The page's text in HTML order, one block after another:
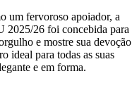
um fervoroso apoiador, a
2025/26 foi concebida para
e mostre sua devoção
ideal para todas as suas
e em forma.